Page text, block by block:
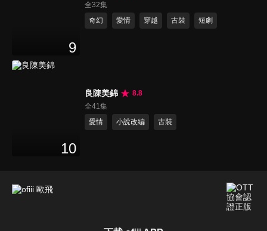
9
全32集
奇幻
愛情 穿越 古裝 短劇
10
良陳美錦
8.8
全41集
愛情
小說改編 古裝